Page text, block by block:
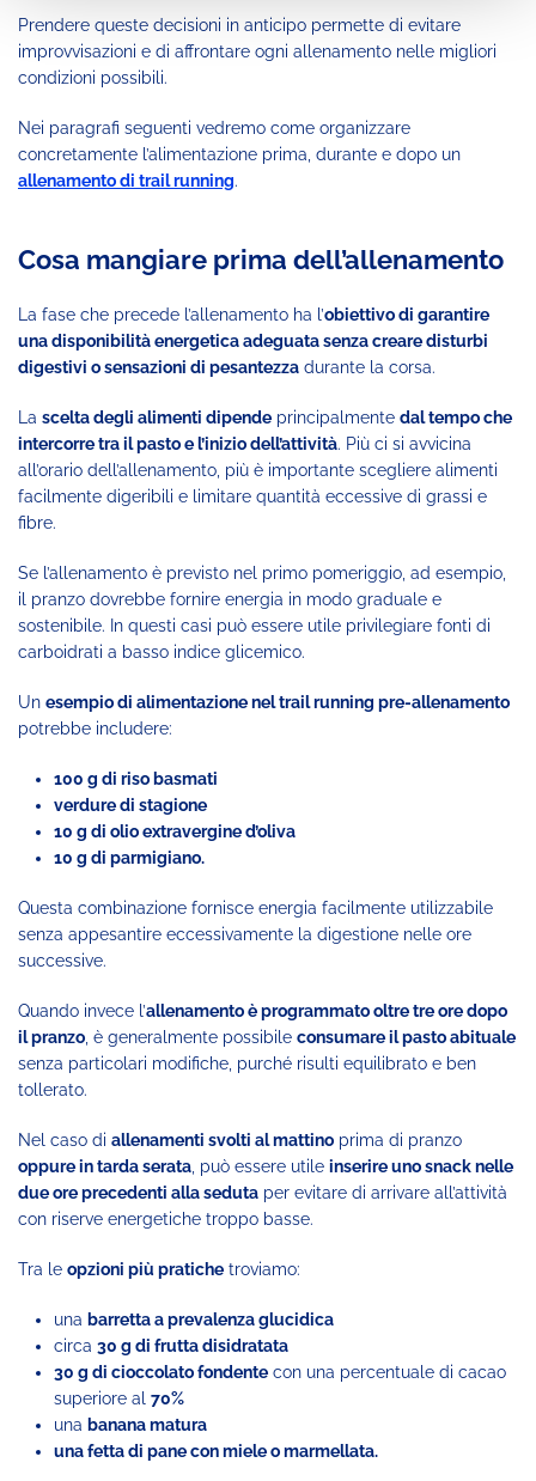
Prendere queste decisioni in anticipo permette di evitare
improvvisazioni e di affrontare ogni allenamento nelle migliori
condizioni possibili.
Nei paragrafi seguenti vedremo come organizzare
concretamente l’alimentazione prima, durante e dopo un
allenamento di trail running.
Cosa mangiare prima dell’allenamento
La fase che precede l’allenamento ha l’obiettivo di garantire
una disponibilità energetica adeguata senza creare disturbi
digestivi o sensazioni di pesantezza durante la corsa.
La scelta degli alimenti dipende principalmente dal tempo che
intercorre tra il pasto e l’inizio dell’attività. Più ci si avvicina
all’orario dell’allenamento, più è importante scegliere alimenti
facilmente digeribili e limitare quantità eccessive di grassi e
fibre.
Se l’allenamento è previsto nel primo pomeriggio, ad esempio,
il pranzo dovrebbe fornire energia in modo graduale e
sostenibile. In questi casi può essere utile privilegiare fonti di
carboidrati a basso indice glicemico.
Un esempio di alimentazione nel trail running pre-allenamento
potrebbe includere:
100 g di riso basmati
verdure di stagione
10 g di olio extravergine d’oliva
10 g di parmigiano.
Questa combinazione fornisce energia facilmente utilizzabile
senza appesantire eccessivamente la digestione nelle ore
successive.
Quando invece l’allenamento è programmato oltre tre ore dopo
il pranzo, è generalmente possibile consumare il pasto abituale
senza particolari modifiche, purché risulti equilibrato e ben
tollerato.
Nel caso di allenamenti svolti al mattino prima di pranzo
oppure in tarda serata, può essere utile inserire uno snack nelle
due ore precedenti alla seduta per evitare di arrivare all’attività
con riserve energetiche troppo basse.
Tra le opzioni più pratiche troviamo:
una barretta a prevalenza glucidica
circa 30 g di frutta disidratata
30 g di cioccolato fondente con una percentuale di cacao
superiore al 70%
una banana matura
una fetta di pane con miele o marmellata.